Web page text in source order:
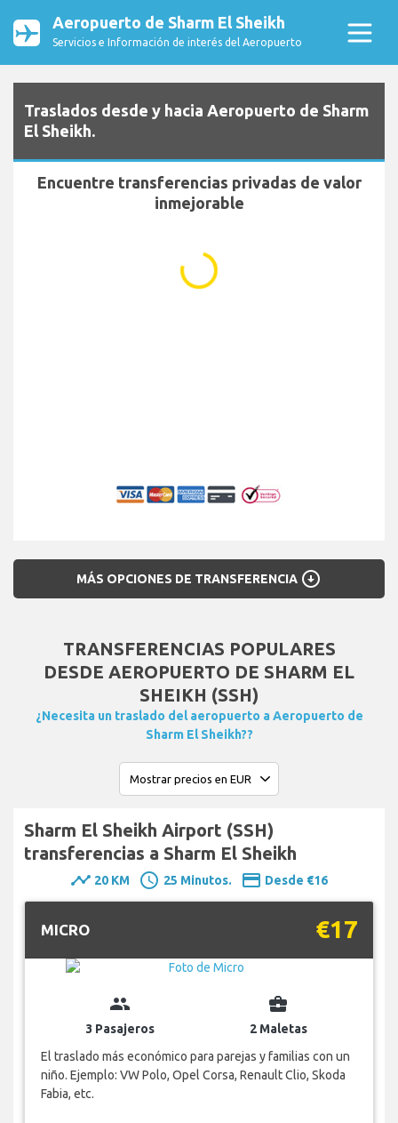
Aeropuerto de Sharm El Sheikh
Servicios e Información de interés del Aeropuerto
Traslados desde y hacia Aeropuerto de Sharm
El Sheikh.
Encuentre transferencias privadas de valor
inmejorable
...
MÁS OPCIONES DE TRANSFERENCIA arrow_circle_down
TRANSFERENCIAS POPULARES
DESDE AEROPUERTO DE SHARM EL
SHEIKH (SSH)
¿Necesita un traslado del aeropuerto a Aeropuerto de
Sharm El Sheikh??
Sharm El Sheikh Airport (SSH)
transferencias a Sharm El Sheikh
timeline 20 KM schedule 25 Minutos. payment Desde €16
MICRO €17
group
3 Pasajeros
business_center
2 Maletas
El traslado más económico para parejas y familias con un
niño. Ejemplo: VW Polo, Opel Corsa, Renault Clio, Skoda
Fabia, etc.